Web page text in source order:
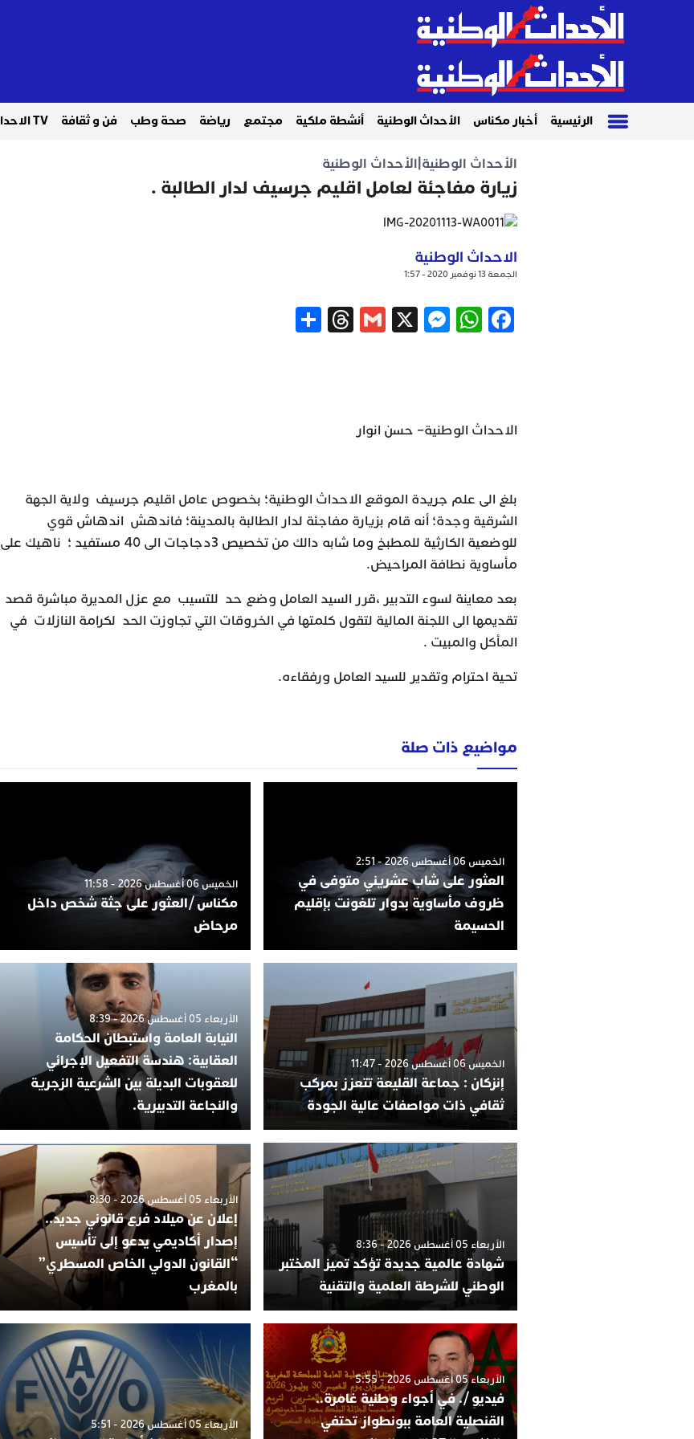
الرئيسية أخبار مكناس الأحداث الوطنية أنشطة ملكية مجتمع رياضة صحة وطب فن و ثقافة TV الاحدات بريس
الأحداث الوطنية الأحداث الوطنية
زيارة مفاجئة لعامل اقليم جرسيف لدار الطالبة .
الاحداث الوطنية
الجمعة 13 نوفمبر 2020 - 1:57
Facebook
WhatsApp
Messenger
X
Gmail
Threads
الاحداث الوطنية– حسن انوار
بلغ الى علم جريدة الموقع الاحداث الوطنية؛ بخصوص عامل اقليم جرسيف ولاية الجهة
الشرقية وجدة؛ أنه قام بزيارة مفاجئة لدار الطالبة بالمدينة؛ فاندهش اندهاش قوي
للوضعية الكارثية للمطبخ وما شابه دالك من تخصيص 3دجاجات الى 40 مستفيد ؛ ناهيك على
مأساوية نطافة المراحيض.
بعد معاينة لسوء التدبير ،قرر السيد العامل وضع حد للتسيب مع عزل المديرة مباشرة قصد
تقديمها الى اللجنة المالية لتقول كلمتها في الخروقات التي تجاوزت الحد لكرامة النازلات في
المأكل والمبيت .
تحية احترام وتقدير للسيد العامل ورفقاءه.
مواضيع ذات صلة
الخميس 06 أغسطس 2026 - 2:51
العثور على شاب عشريني متوفى في
ظروف مأساوية بدوار تلغونت بإقليم
الحسيمة
الخميس 06 أغسطس 2026 - 11:58
مكناس /العثور على جثة شخص داخل
مرحاض
الخميس 06 أغسطس 2026 - 11:47
إنزكان : جماعة القليعة تتعزز بمركب
ثقافي ذات مواصفات عالية الجودة
الأربعاء 05 أغسطس 2026 - 8:39
النيابة العامة واستبطان الحكامة
العقابية: هندسة التفعيل الإجرائي
للعقوبات البديلة بين الشرعية الزجرية
والنجاعة التدبيرية.
الأربعاء 05 أغسطس 2026 - 8:36
شهادة عالمية جديدة تؤكد تميز المختبر
الوطني للشرطة العلمية والتقنية
الأربعاء 05 أغسطس 2026 - 8:30
إعلان عن ميلاد فرع قانوني جديد..
إصدار أكاديمي يدعو إلى تأسيس
“القانون الدولي الخاص المسطري”
بالمغرب
الأربعاء 05 أغسطس 2026 - 5:55
فيديو /. في أجواء وطنية غامرة..
القنصلية العامة ببونطواز تحتفي
الأربعاء 05 أغسطس 2026 - 5:51